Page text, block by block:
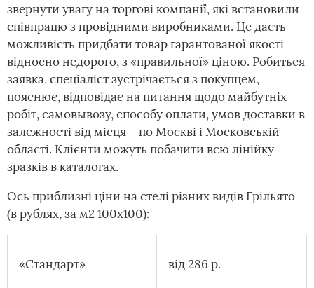
звернути увагу на торгові компанії, які встановили
співпрацю з провідними виробниками. Це дасть
можливість придбати товар гарантованої якості
відносно недорого, з «правильної» ціною. Робиться
заявка, спеціаліст зустрічається з покупцем,
пояснює, відповідає на питання щодо майбутніх
робіт, самовывозу, способу оплати, умов доставки в
залежності від місця – по Москві і Московській
області. Клієнти можуть побачити всю лінійку
зразків в каталогах.
Ось приблизні ціни на стелі різних видів Грільято
(в рублях, за м2 100х100):
«Стандарт» від 286 р.